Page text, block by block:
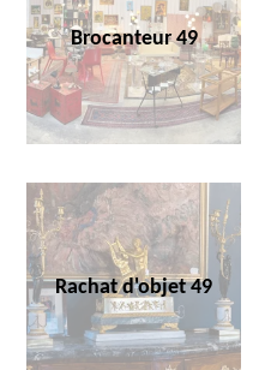
Brocanteur 49
Rachat d'objet 49